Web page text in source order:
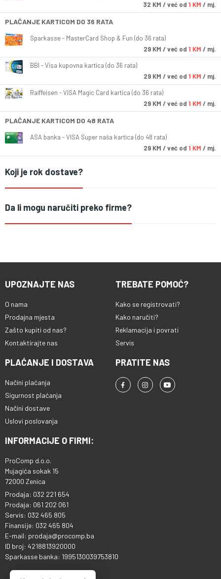
32 KM / već od 1 KM / mj.
PLAĆANJE KARTICOM DO 36 RATA
Sparkasse - MasterCard Shop & Fun (do 36 rata)
29 KM / već od 1 KM / mj.
BBI - Visa kupovna kartica (do 36 rata)
29 KM / već od 1 KM / mj.
Raiffeisen - VISA Magic Card kartica (do 36 rata)
29 KM / već od 1 KM / mj.
PLAĆANJE KARTICOM DO 48 RATA
ASA banka - VISA Super naša kartica (do 48 rata)
29 KM / već od 1 KM / mj.
Koji je rok dostave?
Da li mogu naručiti preko firme?
UPOZNAJTE NAS
O nama
Prodajna mjesta
Zašto kupiti od nas?
Kontaktirajte nas
TREBATE POMOĆ?
Kako se registrovati?
Kako naručiti?
Reklamacija i povrati
Servis
PLAĆANJE I DOSTAVA
Načini plaćanja
Sigurnost plaćanja
Načini dostave
Uslovi poslovanja
PRATITE NAS
INFORMACIJE O FIRMI:
ProComp d.o.o.
Mujagića sokak 15
72000 Zenica
Prodaja: 032 221 654
Prodaja: 061 202 061
Servis: 032 465 805
Finansije: 032 465 804
E-mail: prodaja@procomp.ba
ID broj: 4218813920000
Sparkasse banka: 1995130039753810